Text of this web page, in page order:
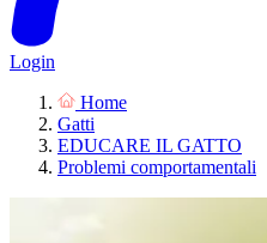
Login
Home
Gatti
EDUCARE IL GATTO
Problemi comportamentali